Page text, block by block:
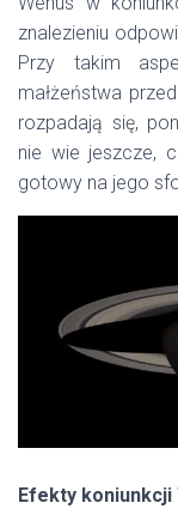
znalezieniu
Przy takim
małżeństwa
rozpadają się,
nie wie jeszcze,
gotowy na jego
Efekty koniunkcji